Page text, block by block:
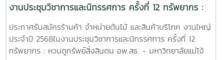
งานประชุมวิชาการและนิทรรศการ ครั้งที่ 12 ทรัพยากร :
หวนดูทรัพย์สิ่งสินตน อพ.สธ. - มหาวิทยาลัยแม่โจ้
โครงการอนุรักษ์พันธุกรรมพืชอันเนื่องมาจากพระราชดำริ
สมเด็จพระเทพรัตนราชสุดาฯ สยามบรมราชกุมารี ระหว่าง
ประกาศรับสมัครร้านค้า จำหน่ายต้นไม้ และสินค้าบริโภค งานใหญ่
ประจำปี 2568ในงานประชุมวิชาการและนิทรรศการ ครั้งที่ 12
ทรัพยากร : หวนดูทรัพย์สิ่งสินตน อพ.สธ. - มหาวิทยาลัยแม่โจ้